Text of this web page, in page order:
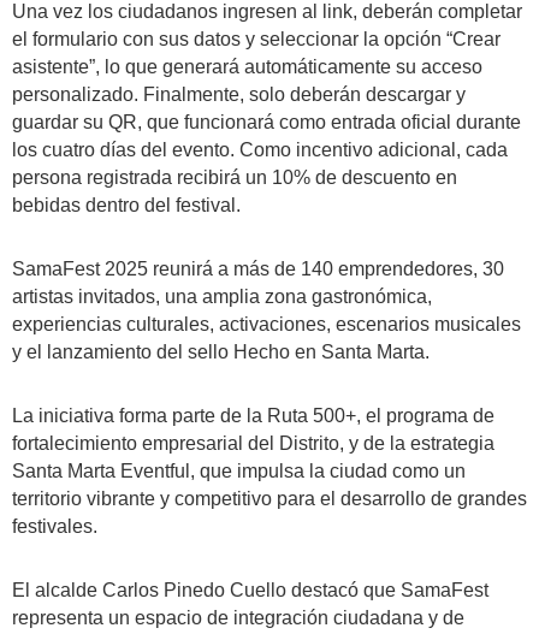
Una vez los ciudadanos ingresen al link, deberán completar
el formulario con sus datos y seleccionar la opción “Crear
asistente”, lo que generará automáticamente su acceso
personalizado. Finalmente, solo deberán descargar y
guardar su QR, que funcionará como entrada oficial durante
los cuatro días del evento. Como incentivo adicional, cada
persona registrada recibirá un 10% de descuento en
bebidas dentro del festival.
SamaFest 2025 reunirá a más de 140 emprendedores, 30
artistas invitados, una amplia zona gastronómica,
experiencias culturales, activaciones, escenarios musicales
y el lanzamiento del sello Hecho en Santa Marta.
La iniciativa forma parte de la Ruta 500+, el programa de
fortalecimiento empresarial del Distrito, y de la estrategia
Santa Marta Eventful, que impulsa la ciudad como un
territorio vibrante y competitivo para el desarrollo de grandes
festivales.
El alcalde Carlos Pinedo Cuello destacó que SamaFest
representa un espacio de integración ciudadana y de